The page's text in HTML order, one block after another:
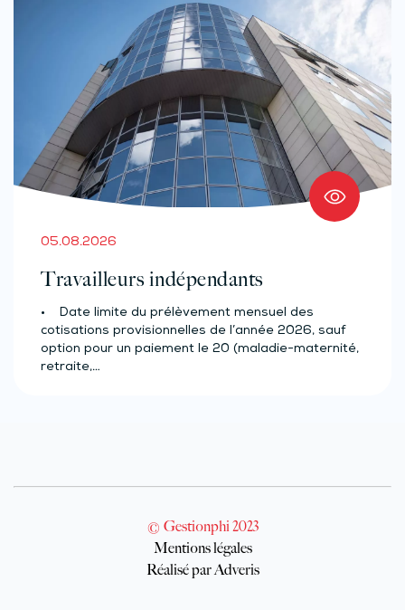
05.08.2026
Travailleurs indépendants
• Date limite du prélèvement mensuel des
cotisations provisionnelles de l’année 2026, sauf
option pour un paiement le 20 (maladie-maternité,
retraite,…
© Gestionphi 2023
Mentions légales
Réalisé par Adveris